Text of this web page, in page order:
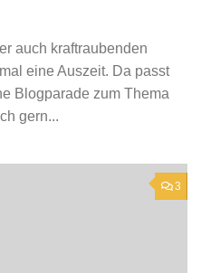
auch kraftraubenden
eine Auszeit. Da passt
Blogparade zum Thema
gern...
3